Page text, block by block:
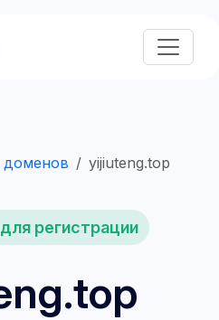
yijiuteng.top
регистрации